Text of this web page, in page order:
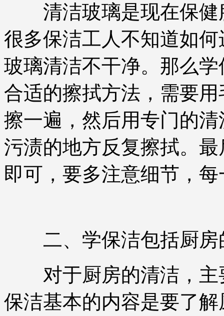
清洁玻璃是现在保健
很多保洁工人不知道如
玻璃清洁不干净。那么
合适的擦拭方法，需要
擦一遍，然后用专门的
污渍的地方反复擦拭。
即可，要多注意细节，
二、学保洁包括厨房
对于厨房的清洁，主
保洁基本的内容是要了